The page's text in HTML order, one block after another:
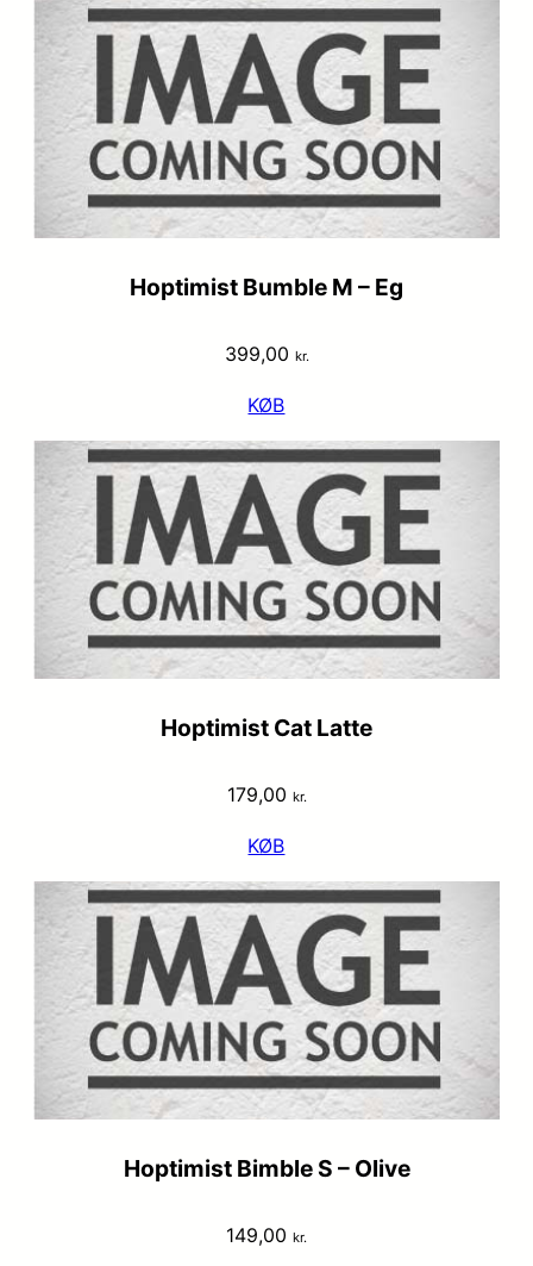
Hoptimist Bumble M – Eg
399,00 kr.
KØB
Hoptimist Cat Latte
179,00 kr.
KØB
Hoptimist Bimble S – Olive
149,00 kr.